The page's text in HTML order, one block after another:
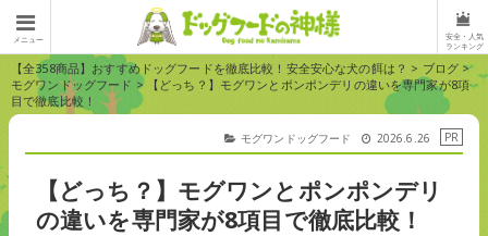
メニュー
安全・人気
ランキング
【全358商品】おすすめドッグフードを徹底比較！安全安心な犬の餌は？ > ブログ >
モグワンドッグフード > 【どっち？】モグワンとポンポンデリの違いを専門家が8項
目で徹底比較！
モグワンドッグフード 2026.6.26
【どっち？】モグワンとポンポンデリ
の違いを専門家が8項目で徹底比較！